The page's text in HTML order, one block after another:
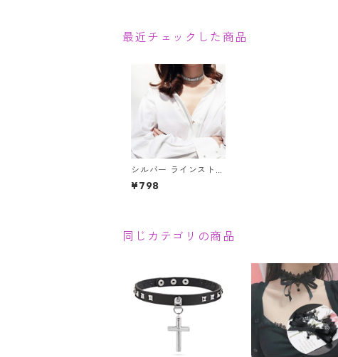
最近チェックした商品
シルバー ラインストー
ン クリスタル チョー
カー 3連 ゴージャス
¥798
同じカテゴリの商品